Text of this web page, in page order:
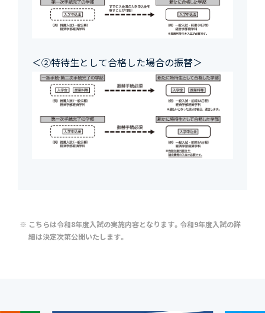
＜②特待生として合格した場合の振替＞
こちらは令和8年度入試の実施内容となります。令和9年度入試の詳
細は決定次第公開いたします。